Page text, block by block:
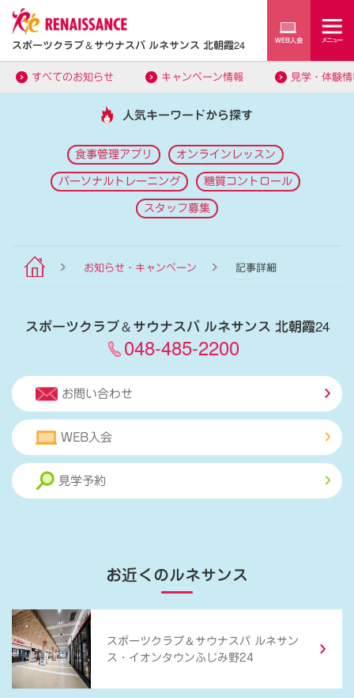
スポーツクラブ＆サウナスパ ルネサンス 北朝霞24
すべてのお知らせ キャンペーン情報 見学・体験
人気キーワードから探す
食事管理アプリ オンラインレッスン
パーソナルトレーニング 糖質コントロール
スタッフ募集
お知らせ・キャンペーン 記事詳細
スポーツクラブ＆サウナスパ ルネサンス 北朝霞24
048-485-2200
お問い合わせ
WEB入会
見学予約
お近くのルネサンス
スポーツクラブ ＆ サウナスパ ルネサン
ス・イオンタウンふじみ野24